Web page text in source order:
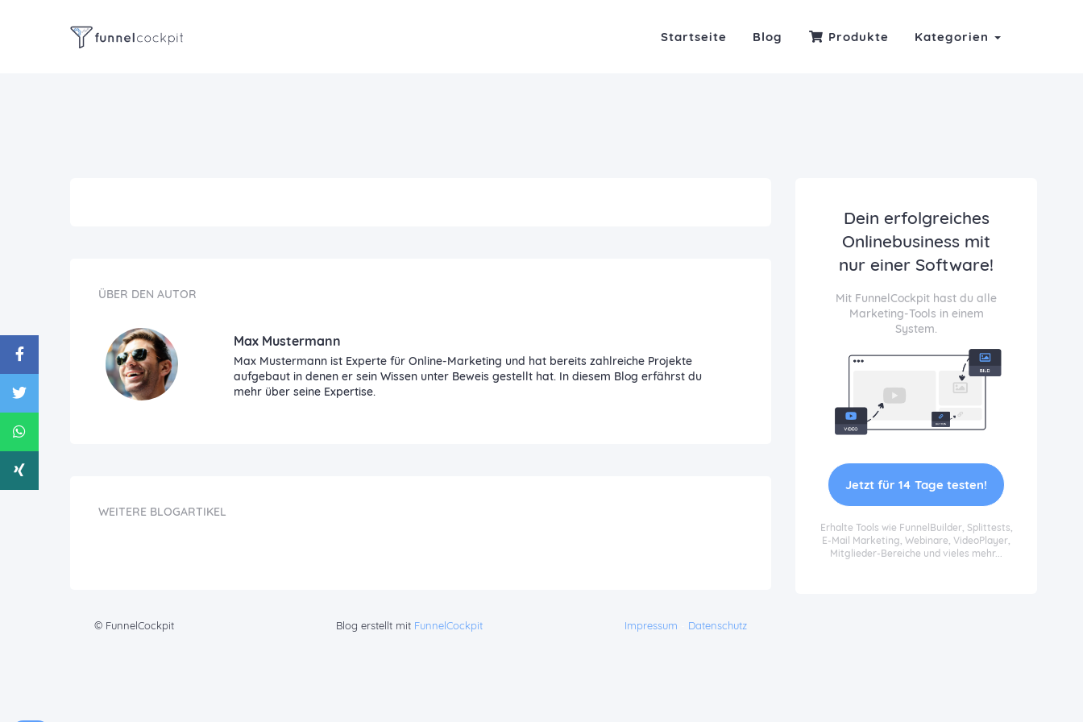
Startseite Blog Produkte Kategorien
ÜBER DEN AUTOR
Max Mustermann
Max Mustermann ist Experte für Online-Marketing und hat bereits zahlreiche Projekte
aufgebaut in denen er sein Wissen unter Beweis gestellt hat. In diesem Blog erfährst du
mehr über seine Expertise.
WEITERE BLOGARTIKEL
Dein erfolgreiches
Onlinebusiness mit
nur einer Software!
Mit FunnelCockpit hast du alle
Marketing-Tools in einem
System.
Jetzt für 14 Tage testen!
Erhalte Tools wie FunnelBuilder, Splittests,
E-Mail Marketing, Webinare, VideoPlayer,
Mitglieder-Bereiche und vieles mehr...
© FunnelCockpit Blog erstellt mit FunnelCockpit Impressum Datenschutz